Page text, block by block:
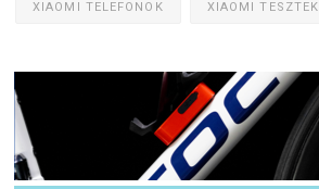
XIAOMI TELEFONOK XIAOMI TESZTEK